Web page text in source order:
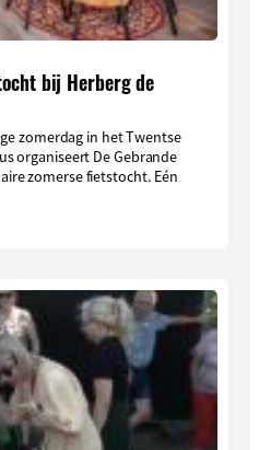
bij Herberg de
zomerdag in het Twentse
organiseert De Gebrande
zomerse fietstocht. Eén